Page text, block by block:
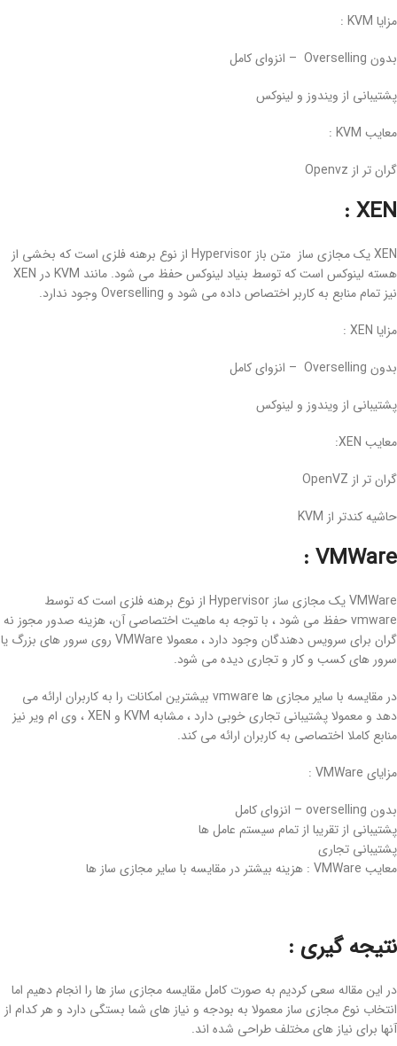
مزایا KVM :
بدون Overselling –
انزوای کامل
پشتیبانی از ویندوز و لینوکس
معایب KVM :
گران تر از Openvz
XEN :
XEN یک مجازی ساز متن باز Hypervisor از نوع برهنه فلزی است که بخشی از
هسته لینوکس است که توسط بنیاد لینوکس حفظ می شود. مانند KVM در XEN
نیز تمام منابع به کاربر اختصاص داده می شود و Overselling وجود ندارد.
مزایا XEN :
بدون Overselling –
انزوای کامل
پشتیبانی از ویندوز و لینوکس
معایب XEN:
گران تر از OpenVZ
حاشیه کندتر از KVM
VMWare
:
VMWare یک مجازی ساز Hypervisor از نوع برهنه فلزی است که توسط
vmware حفظ می شود ،
با توجه به ماهیت اختصاصی آن، هزینه صدور مجوز نه
گران برای سرویس دهندگان وجود دارد ، معمولا VMWare روی سرور های بزرگ یا
سرور های کسب و کار و تجاری دیده می شود.
در مقایسه با سایر مجازی ها vmware بیشترین امکانات را به کاربران ارائه می
دهد و معمولا پشتیبانی تجاری خوبی دارد ، مشابه KVM و XEN ، وی ام ویر نیز
منابع کاملا اختصاصی به کاربران ارائه می کند.
مزایای VMWare :
بدون overselling – انزوای کامل
پشتیبانی از تقریبا از تمام سیستم عامل ها
پشتیبانی تجاری
معایب VMWare : هزینه بیشتر در مقایسه با سایر مجازی ساز ها
نتیجه گیری :
در این مقاله سعی کردیم به صورت کامل مقایسه مجازی ساز ها را انجام دهیم اما
انتخاب نوع مجازی ساز معمولا به بودجه و نیاز های شما بستگی دارد و هر کدام از
آنها برای نیاز های مختلف طراحی شده اند.